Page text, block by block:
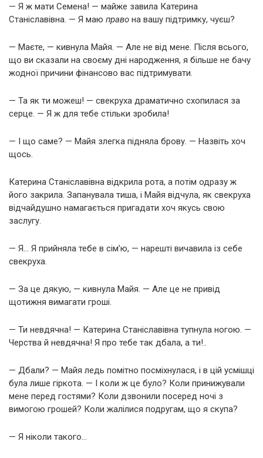
— Я ж мати Семена! — майже завила Катерина
Станіславівна. — Я маю право на вашу підтримку, чуєш?
— Маєте, — кивнула Майя. — Але не від мене. Після всього,
що ви сказали на своєму дні народження, я більше не бачу
жодної причини фінансово вас підтримувати.
— Та як ти можеш! — свекруха драматично схопилася за
серце. — Я ж для тебе стільки зробила!
— І що саме? — Майя злегка підняла брову. — Назвіть хоч
щось.
Катерина Станіславівна відкрила рота, а потім одразу ж
його закрила. Запанувала тиша, і Майя відчула, як свекруха
відчайдушно намагається пригадати хоч якусь свою
заслугу.
— Я… Я прийняла тебе в сім’ю, — нарешті вичавила із себе
свекруха.
— За це дякую, — кивнула Майя. — Але це не привід
щотижня вимагати гроші.
— Ти невдячна! — Катерина Станіславівна тупнула ногою. —
Черства й невдячна! Я про тебе так дбала, а ти!..
— Дбали? — Майя ледь помітно посміхнулася, і в цій усмішці
була лише гіркота. — І коли ж це було? Коли принижували
мене перед гостями? Коли дзвонили посеред ночі з
вимогою грошей? Коли жалілися подругам, що я скупа?
— Я ніколи такого…